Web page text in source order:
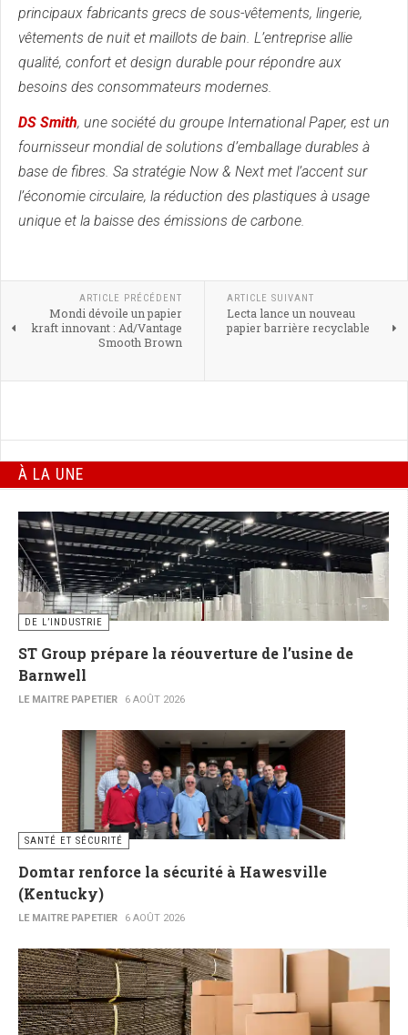
principaux fabricants grecs de sous-vêtements, lingerie,
vêtements de nuit et maillots de bain. L’entreprise allie
qualité, confort et design durable pour répondre aux
besoins des consommateurs modernes.
DS Smith, une société du groupe International Paper, est un
fournisseur mondial de solutions d’emballage durables à
base de fibres. Sa stratégie Now & Next met l’accent sur
l’économie circulaire, la réduction des plastiques à usage
unique et la baisse des émissions de carbone.
ARTICLE PRÉCÉDENT
Mondi dévoile un papier
kraft innovant : Ad/Vantage
Smooth Brown
ARTICLE SUIVANT
Lecta lance un nouveau
papier barrière recyclable
À LA UNE
DE L’INDUSTRIE
ST Group prépare la réouverture de l’usine de
Barnwell
LE MAITRE PAPETIER 6 AOÛT 2026
SANTÉ ET SÉCURITÉ
Domtar renforce la sécurité à Hawesville
(Kentucky)
LE MAITRE PAPETIER 6 AOÛT 2026